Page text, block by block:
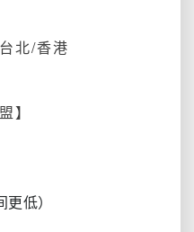
北/香港
】
低）